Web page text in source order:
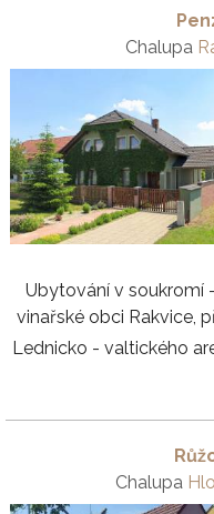
Chalupa
Ubytování v soukromí
vinařské obci Rakvice,
Lednicko - valtického
Chalupa